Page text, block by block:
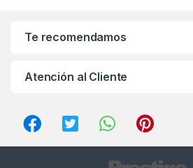
Te recomendamos
Atención al Cliente